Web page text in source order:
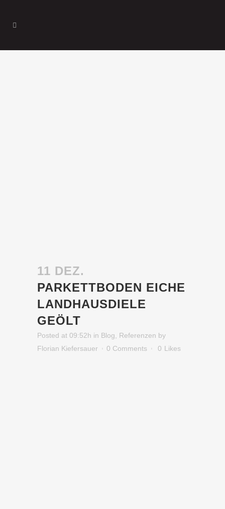
11 DEZ.
PARKETTBODEN EICHE
LANDHAUSDIELE
GEÖLT
Posted at 09:52h in Blog Referenzen by
Florian Kiefersauer
0 Comments 0 Likes